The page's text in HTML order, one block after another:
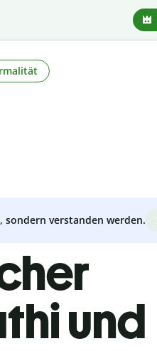
verstanden werden.
und